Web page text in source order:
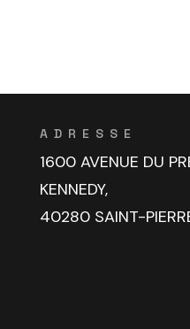
ADRESSE
1600 AVENUE DU
KENNEDY,
40280 SAINT-